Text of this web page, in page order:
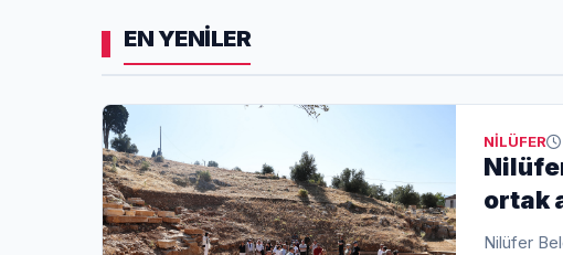
EN YENİLER
NİLÜFER
ortak
Nilüfer